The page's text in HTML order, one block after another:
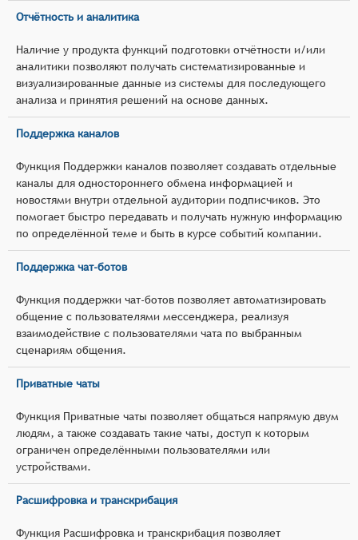
Отчётность и аналитика
Наличие у продукта функций подготовки отчётности и/или
аналитики позволяют получать систематизированные и
визуализированные данные из системы для последующего
анализа и принятия решений на основе данных.
Поддержка каналов
Функция Поддержки каналов позволяет создавать отдельные
каналы для одностороннего обмена информацией и
новостями внутри отдельной аудитории подписчиков. Это
помогает быстро передавать и получать нужную информацию
по определённой теме и быть в курсе событий компании.
Поддержка чат-ботов
Функция поддержки чат-ботов позволяет автоматизировать
общение с пользователями мессенджера, реализуя
взаимодействие с пользователями чата по выбранным
сценариям общения.
Приватные чаты
Функция Приватные чаты позволяет общаться напрямую двум
людям, а также создавать такие чаты, доступ к которым
ограничен определёнными пользователями или
устройствами.
Расшифровка и транскрибация
Функция Расшифровка и транскрибация позволяет